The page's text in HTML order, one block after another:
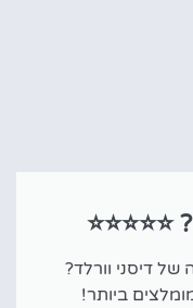
דיסני וורלד?
ביותר!